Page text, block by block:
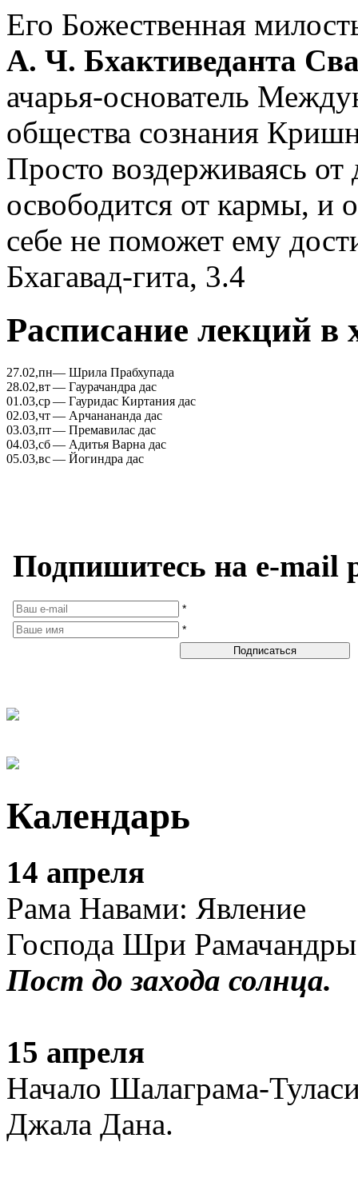
Его Божественная
А. Ч. Бхактиведанта
ачарья-основатель
общества сознания
Просто воздерживаясь от
освободится от кармы, и
себе не поможет ему
Бхагавад-гита, 3.4
Расписание лекций в
27.02,пн— Шрила Прабхупада
28.02,вт— Гаурачандра дас
01.03,ср— Гауридас Киртания дас
02.03,чт— Арчанананда дас
03.03,пт— Премавилас дас
04.03,сб— Адитья Варна дас
05.03,вс— Йогиндра дас
Подпишитесь на e-mail
*
*
Подписаться
Календарь
14 апреля
Рама Навами: Явление
Господа Шри
Пост до захода солнца.
15 апреля
Начало Шалаграма-
Джала Дана.